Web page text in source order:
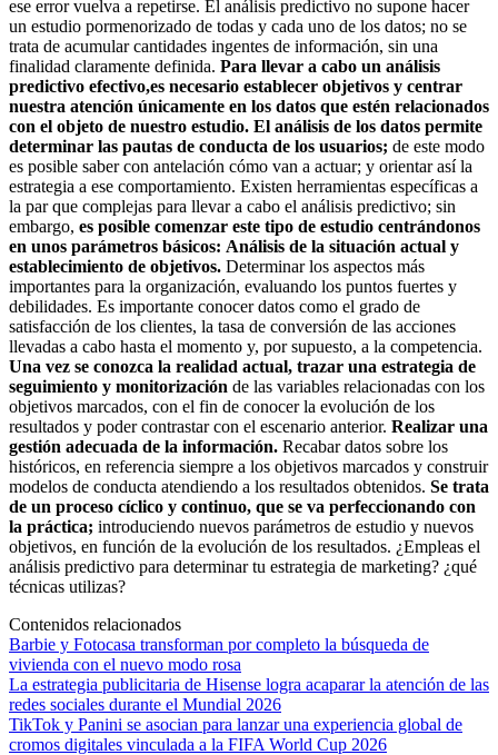
ese error vuelva a repetirse. El análisis predictivo no supone hacer
un estudio pormenorizado de todas y cada uno de los datos; no se
trata de acumular cantidades ingentes de información, sin una
finalidad claramente definida. Para llevar a cabo un análisis
predictivo efectivo,es necesario establecer objetivos y centrar
nuestra atención únicamente en los datos que estén relacionados
con el objeto de nuestro estudio. El análisis de los datos permite
determinar las pautas de conducta de los usuarios; de este modo
es posible saber con antelación cómo van a actuar; y orientar así la
estrategia a ese comportamiento. Existen herramientas específicas a
la par que complejas para llevar a cabo el análisis predictivo; sin
embargo, es posible comenzar este tipo de estudio centrándonos
en unos parámetros básicos: Análisis de la situación actual y
establecimiento de objetivos. Determinar los aspectos más
importantes para la organización, evaluando los puntos fuertes y
debilidades. Es importante conocer datos como el grado de
satisfacción de los clientes, la tasa de conversión de las acciones
llevadas a cabo hasta el momento y, por supuesto, a la competencia.
Una vez se conozca la realidad actual, trazar una estrategia de
seguimiento y monitorización de las variables relacionadas con los
objetivos marcados, con el fin de conocer la evolución de los
resultados y poder contrastar con el escenario anterior. Realizar una
gestión adecuada de la información. Recabar datos sobre los
históricos, en referencia siempre a los objetivos marcados y construir
modelos de conducta atendiendo a los resultados obtenidos. Se trata
de un proceso cíclico y continuo, que se va perfeccionando con
la práctica; introduciendo nuevos parámetros de estudio y nuevos
objetivos, en función de la evolución de los resultados. ¿Empleas el
análisis predictivo para determinar tu estrategia de marketing? ¿qué
técnicas utilizas?
Contenidos relacionados
Barbie y Fotocasa transforman por completo la búsqueda de
vivienda con el nuevo modo rosa
La estrategia publicitaria de Hisense logra acaparar la atención de las
redes sociales durante el Mundial 2026
TikTok y Panini se asocian para lanzar una experiencia global de
cromos digitales vinculada a la FIFA World Cup 2026